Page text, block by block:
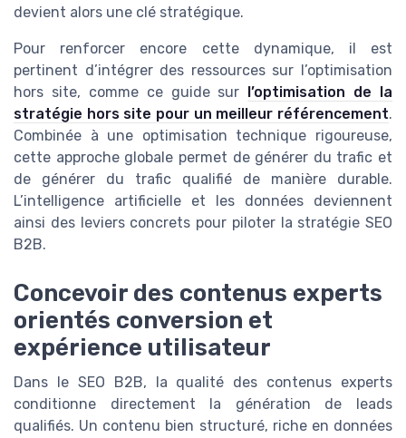
devient alors une clé stratégique.
Pour renforcer encore cette dynamique, il est
pertinent d’intégrer des ressources sur l’optimisation
hors site, comme ce guide sur l’optimisation de la
stratégie hors site pour un meilleur référencement.
Combinée à une optimisation technique rigoureuse,
cette approche globale permet de générer du trafic et
de générer du trafic qualifié de manière durable.
L’intelligence artificielle et les données deviennent
ainsi des leviers concrets pour piloter la stratégie SEO
B2B.
Concevoir des contenus experts
orientés conversion et
expérience utilisateur
Dans le SEO B2B, la qualité des contenus experts
conditionne directement la génération de leads
qualifiés. Un contenu bien structuré, riche en données